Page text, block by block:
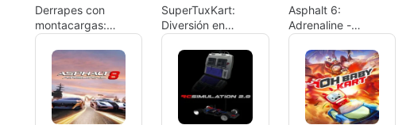
Derrapes con
montacargas:
acción, entregas y
caos en partidas
cortas
SuperTuxKart:
Diversión en
carreras de karts
Asphalt 6:
Adrenaline -
Velocidad y emoción